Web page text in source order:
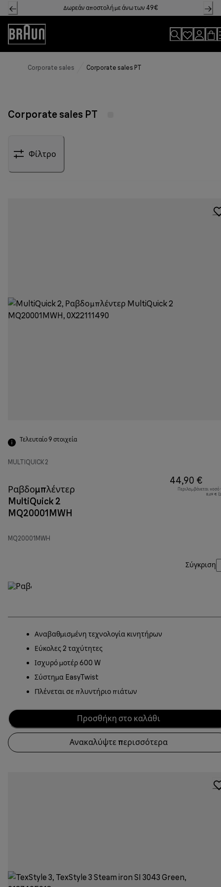
Skip
to
Content
Δωρεάν αποστολή με άνω των 49€
Accessibility
Statement
Corporate sales Corporate sales PT
Corporate sales PT
Φίλτρο
Τελευταίο 9 στοιχεία
MULTIQUICK 2
Ραβδομπλέντερ
MultiQuick 2
MQ20001MWH
MQ20001MWH
44,90 €
Περιλαμβάνεται
8,69 €
Σύγκριση
Αναβαθμισμένη τεχνολογία κινητήρων
Εύκολες 2 ταχύτητες
Ισχυρό μοτέρ 600 W
Σύστημα EasyTwist
Πλένεται σε πλυντήριο πιάτων
Προσθήκη στο καλάθι
Ανακαλύψτε περισσότερα